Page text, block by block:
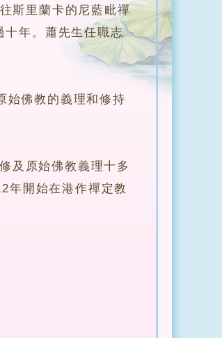
斯里蘭卡的尼藍毗禪
十年。蕭先生任職志
佛教的義理和修持
原始佛教義理十多
年開始在港作禪定教